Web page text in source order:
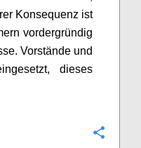
r Konsequenz ist
vordergründig
. Vorstände und
dieses